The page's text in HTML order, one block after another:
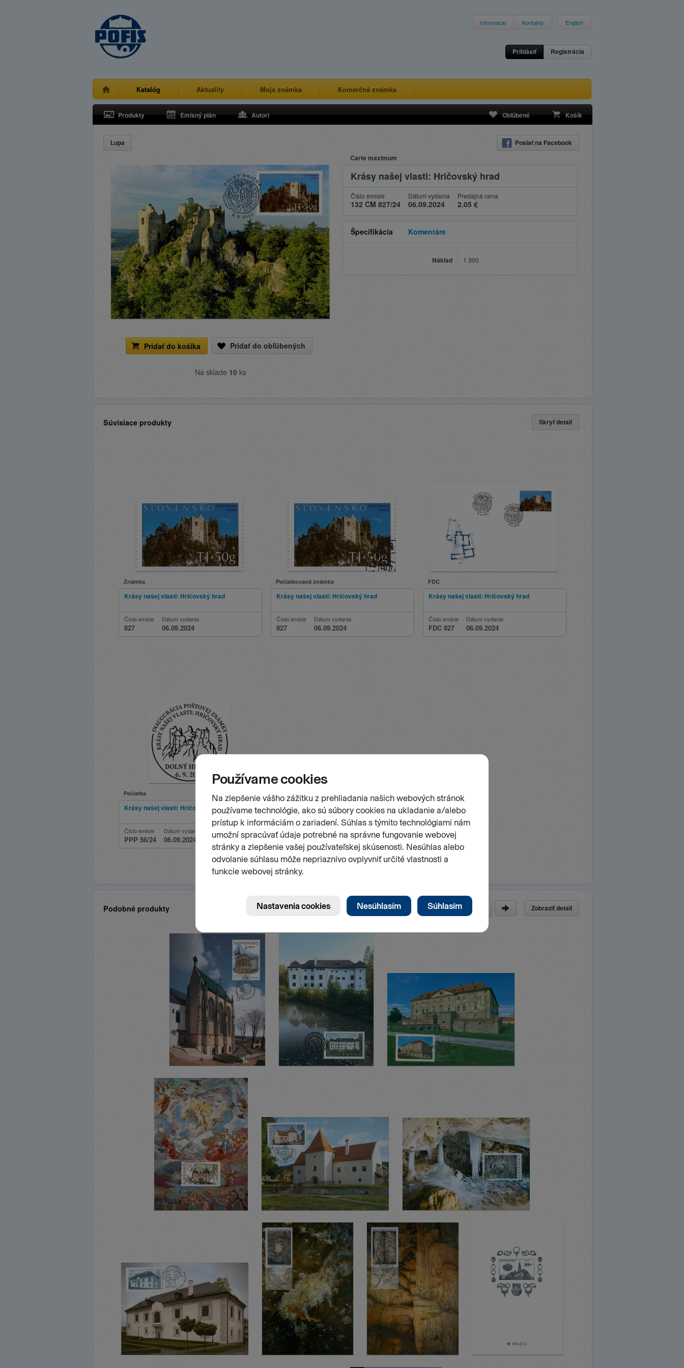
Informácie Kontakty English
Prihlásiť Registrácia
Katalóg Aktuality Moja známka Komerčná známka
Produkty Emisný plán Autori Obľúbené Košík
Lupa Poslať na Facebook
Pridať do košíka Pridať do obľúbených
Na sklade 10 ks
Carte maximum
Krásy našej vlasti: Hričovský hrad
Číslo emisie
132 CM 827/24
Dátum vydania
06.09.2024
Predajná cena
2.05 €
Špecifikácia Komentáre
Náklad 1 300
Súvisiace produkty Skryť detail
Známka
Krásy našej vlasti: Hričovský hrad
Číslo emisie
827
Dátum vydania
06.09.2024
Pečiatkovaná známka
Krásy našej vlasti: Hričovský hrad
Číslo emisie
827
Dátum vydania
06.09.2024
FDC
Krásy našej vlasti: Hričovský hrad
Číslo emisie
FDC 827
Dátum vydania
06.09.2024
Pečiatka
Krásy našej vlasti: Hričovský hrad
Číslo emisie
PPP 56/24
Dátum vydania
06.09.2024
Podobné produkty Zobraziť detail
Stránka